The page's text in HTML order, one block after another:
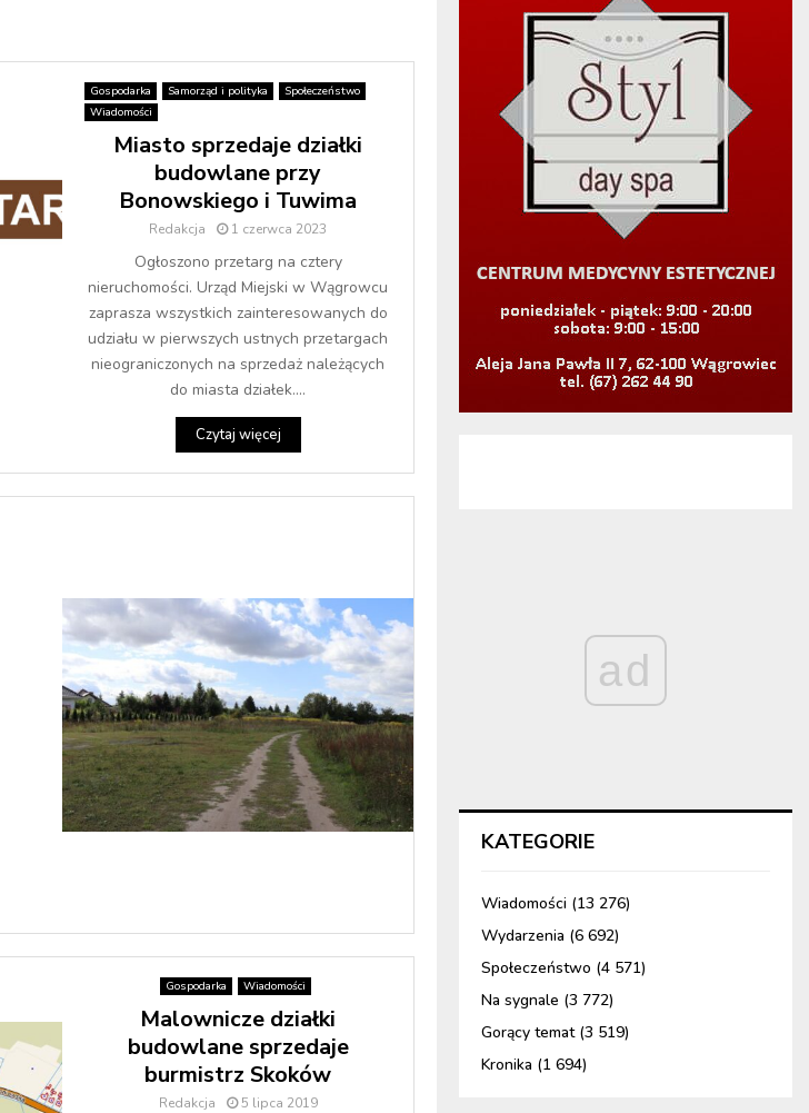
Gospodarka Samorząd i polityka
Społeczeństwo
Wiadomości
Miasto sprzedaje działki
budowlane przy
Bonowskiego i Tuwima
Redakcja 1 czerwca 2023
Ogłoszono przetarg na cztery
nieruchomości. Urząd Miejski w Wągrowcu
zaprasza wszystkich zainteresowanych do
udziału w pierwszych ustnych przetargach
nieograniczonych na sprzedaż należących
do miasta działek....
Czytaj więcej
Gospodarka Wiadomości
Malownicze działki
budowlane sprzedaje
burmistrz Skoków
Redakcja 5 lipca 2019
ad
KATEGORIE
Wiadomości (13 276)
Wydarzenia (6 692)
Społeczeństwo (4 571)
Na sygnale (3 772)
Gorący temat(3 519)
Kronika (1 694)